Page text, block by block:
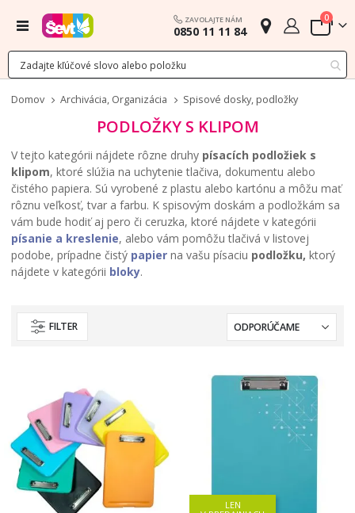
Menu ZAVOLAJTE NÁM
0850 11 11 84 Cart
0
Domov Archivácia, Organizácia Spisové dosky, podložky
PODLOŽKY S KLIPOM
V tejto kategórii nájdete rôzne druhy písacích podložiek s
klipom, ktoré slúžia na uchytenie tlačiva, dokumentu alebo
čistého papiera. Sú vyrobené z plastu alebo kartónu a môžu mať
rôznu veľkosť, tvar a farbu. K spisovým doskám a podložkám sa
vám bude hodiť aj pero či ceruzka, ktoré nájdete v kategórii
písanie a kreslenie, alebo vám pomôžu tlačivá v listovej
podobe, prípadne čistý papier na vašu písaciu podložku, ktorý
nájdete v kategórii bloky.
FILTER
LEN